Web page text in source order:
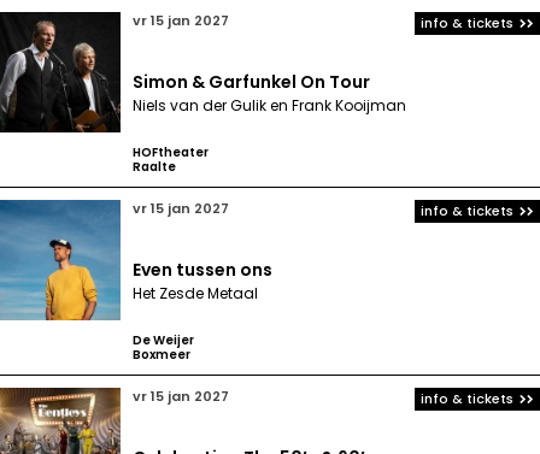
vr 15 jan 2027
Simon & Garfunkel On Tour
Niels van der Gulik en Frank Kooijman
HOFtheater
Raalte
info & tickets
vr 15 jan 2027
Even tussen ons
Het Zesde Metaal
De Weijer
Boxmeer
info & tickets
vr 15 jan 2027 info & tickets